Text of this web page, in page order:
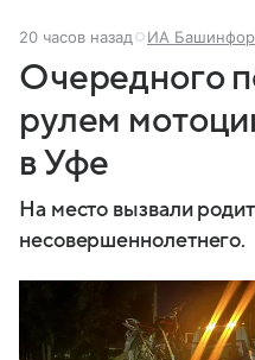
20 часов назад ИА
Очередного
рулем
в Уфе
На место вызвали
несовершеннолетнего.